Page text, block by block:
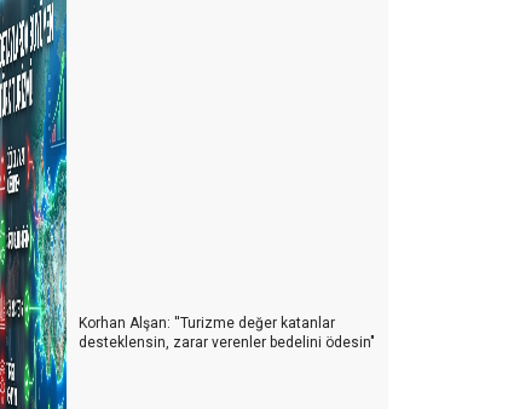
Korhan Alşan: ''Turizme değer katanlar
desteklensin, zarar verenler bedelini ödesin"